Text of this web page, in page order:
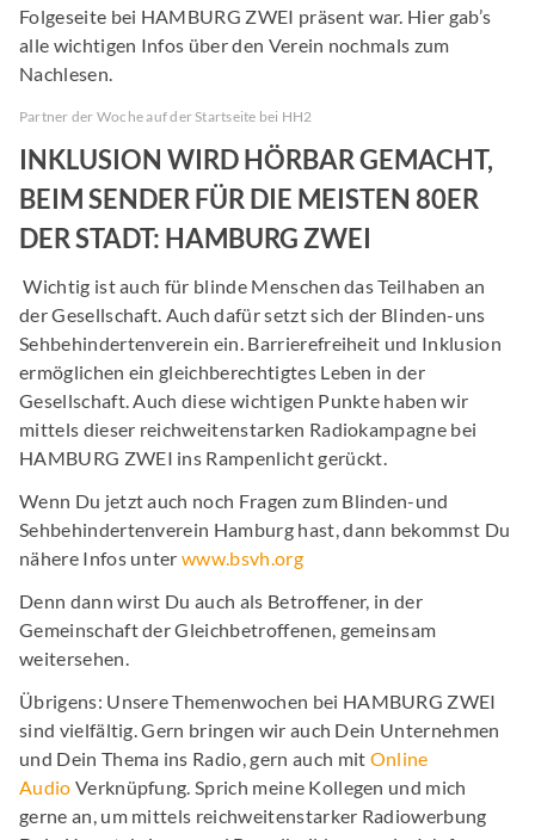
Folgeseite bei HAMBURG ZWEI präsent war. Hier gab’s
alle wichtigen Infos über den Verein nochmals zum
Nachlesen.
Partner der Woche auf der Startseite bei HH2
INKLUSION WIRD HÖRBAR GEMACHT,
BEIM SENDER FÜR DIE MEISTEN 80ER
DER STADT: HAMBURG ZWEI
Wichtig ist auch für blinde Menschen das Teilhaben an
der Gesellschaft. Auch dafür setzt sich der Blinden-uns
Sehbehindertenverein ein. Barrierefreiheit und Inklusion
ermöglichen ein gleichberechtigtes Leben in der
Gesellschaft. Auch diese wichtigen Punkte haben wir
mittels dieser reichweitenstarken Radiokampagne bei
HAMBURG ZWEI ins Rampenlicht gerückt.
Wenn Du jetzt auch noch Fragen zum Blinden-und
Sehbehindertenverein Hamburg hast, dann bekommst Du
nähere Infos unterwww.bsvh.org
Denn dann wirst Du auch als Betroffener, in der
Gemeinschaft der Gleichbetroffenen, gemeinsam
weitersehen.
Übrigens: Unsere Themenwochen bei HAMBURG ZWEI
sind vielfältig. Gern bringen wir auch Dein Unternehmen
und Dein Thema ins Radio, gern auch mit Online
Audio Verknüpfung. Sprich meine Kollegen und mich
gerne an, um mittels reichweitenstarker Radiowerbung